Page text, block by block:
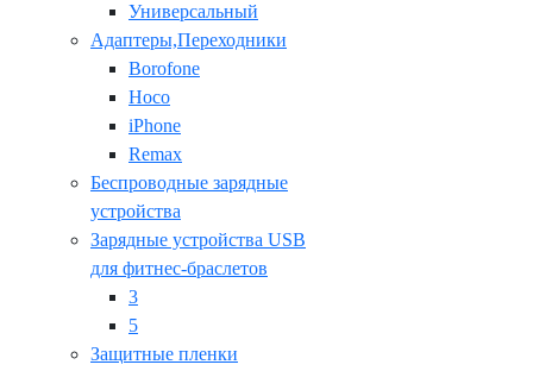
Универсальный
Адаптеры,Переходники
Borofone
Hoco
iPhone
Remax
Беспроводные зарядные
устройства
Зарядные устройства USB
для фитнес-браслетов
3
5
Защитные пленки